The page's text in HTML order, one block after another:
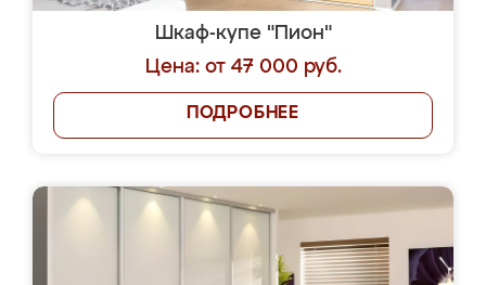
Шкаф-купе "Пион"
Цена: от 47 000 руб.
ПОДРОБНЕЕ